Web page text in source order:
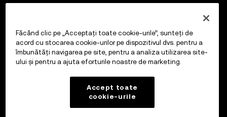
Făcând clic pe „Acceptați toate cookie-urile”, sunteți de
acord cu stocarea cookie-urilor pe dispozitivul dvs. pentru a
îmbunătăți navigarea pe site, pentru a analiza utilizarea site-
ului și pentru a ajuta eforturile noastre de marketing.
Accept toate
cookie-urile